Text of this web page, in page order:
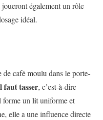
également un rôle
idéal.
café moulu dans le porte-
faut tasser, c’est-à-dire
forme un lit uniforme et
elle a une influence directe